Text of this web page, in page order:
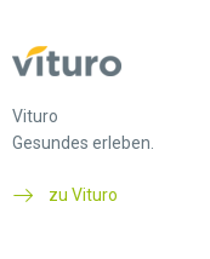
Vituro
Gesundes erleben.
zu Vituro